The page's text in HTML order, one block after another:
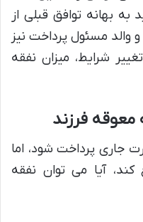
به بهانه توافق قبلی از
مسئول پرداخت نیز
شرایط، میزان نفقه
جاری پرداخت شود، اما
کند، آیا می توان نفقه